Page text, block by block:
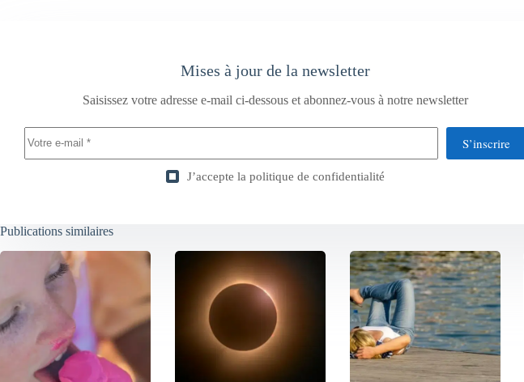
Mises à jour de la newsletter
Saisissez votre adresse e-mail ci-dessous et abonnez-vous à notre newsletter
S’inscrire
J’accepte la politique de confidentialité
Publications similaires